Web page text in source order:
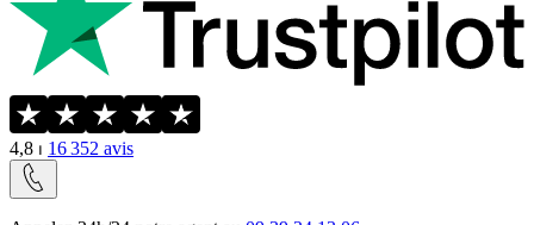
4,8 ⏐ 16 352 avis